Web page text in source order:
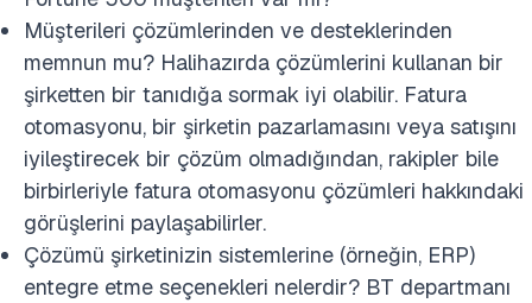
Müşterileri çözümlerinden ve desteklerinden
memnun mu? Halihazırda çözümlerini kullanan bir
şirketten bir tanıdığa sormak iyi olabilir. Fatura
otomasyonu, bir şirketin pazarlamasını veya satışını
iyileştirecek bir çözüm olmadığından, rakipler bile
birbirleriyle fatura otomasyonu çözümleri hakkındaki
görüşlerini paylaşabilirler.
Çözümü şirketinizin sistemlerine (örneğin, ERP)
entegre etme seçenekleri nelerdir? BT departmanı